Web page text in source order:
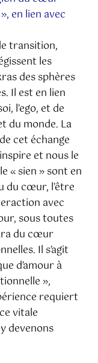
en lien avec
transition,
les
des sphères
Il est en lien
l’ego, et de
du monde. La
cet échange
et nous le
« sien » sont en
du cœur, l’être
avec
sous toutes
du cœur
Il s’agit
d’amour à
»,
requiert
vitale
devenons